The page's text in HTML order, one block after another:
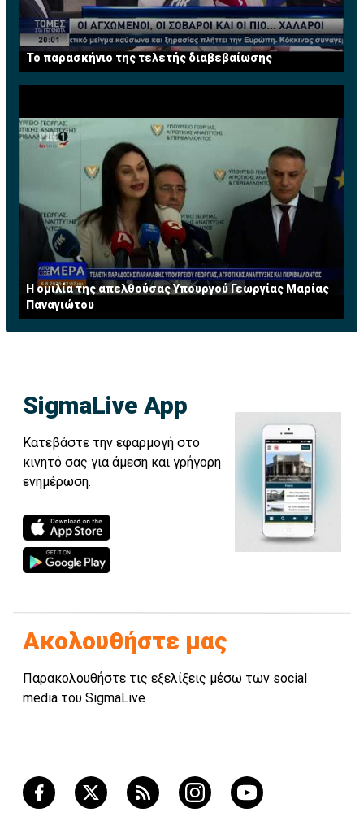
Το παρασκήνιο της τελετής διαβεβαίωσης
Η ομιλία της απελθούσας Υπουργού Γεωργίας Μαρίας
Παναγιώτου
SigmaLive App
Κατεβάστε την εφαρμογή στο
κινητό σας για άμεση και γρήγορη
ενημέρωση.
Ακολουθήστε μας
Παρακολουθήστε τις εξελίξεις μέσω των social
media του SigmaLive